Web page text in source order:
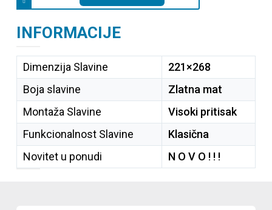
INFORMACIJE
Dimenzija Slavine
221×268
Boja slavine
Zlatna mat
Montaža Slavine
Visoki pritisak
Funkcionalnost Slavine
Klasična
Novitet u ponudi
N O V O ! ! !